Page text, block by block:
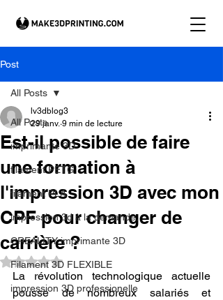
Post
All Posts
imprimante 3D
filament PETG
filament PLA
impression 3d à la demande.
CREALITY imprimante 3D
Filament 3D FLEXIBLE
impression 3D professionelle
All Posts
Est-il possible de faire
une formation à
l'impression 3D avec mon
CPF pour changer de
carrière ?
lv3dblog3
29 janv. 9 min de lecture
Noté NaN étoiles sur 5.
La révolution technologique actuelle
pousse de nombreux salariés et